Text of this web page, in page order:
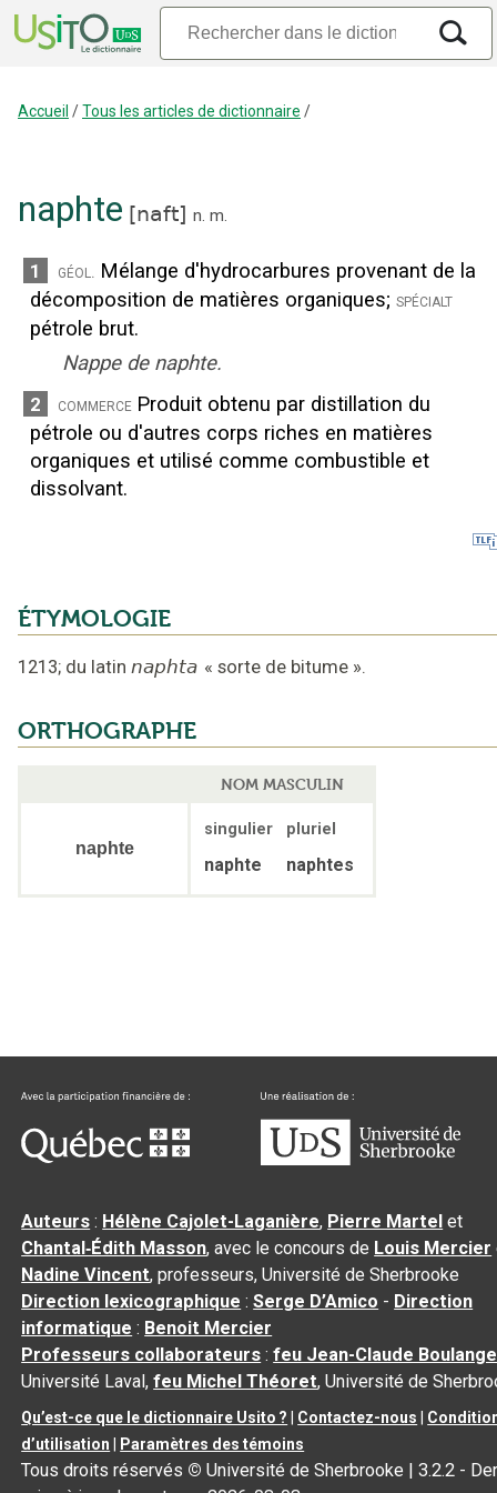
Accueil /Tous les articles de dictionnaire /
naphte [naft] n. m.
1 géol. Mélange d'hydrocarbures provenant de la
décomposition de matières organiques; spécialt
pétrole brut.
Nappe de naphte.
2 commerce Produit obtenu par distillation du
pétrole ou d'autres corps riches en matières
organiques et utilisé comme combustible et
dissolvant.
ÉTYMOLOGIE
1213; du latin naphta « sorte de bitume ».
ORTHOGRAPHE
NOM MASCULIN
naphte
singulier pluriel
naphte naphtes
Auteurs : Hélène Cajolet-Laganière, Pierre Martel et
Chantal‑Édith Masson, avec le concours de Louis Mercier
Nadine Vincent, professeurs, Université de Sherbrooke
Direction lexicographique :Serge D’Amico - Direction
informatique : Benoit Mercier
Professeurs collaborateurs :feu Jean-Claude
Université Laval,feu Michel Théoret, Université de
Qu’est-ce que le dictionnaire Usito ? Contactez-nous
d’utilisation
Paramètres des témoins
Tous droits réservés © Université de Sherbrooke |3.2.2 -